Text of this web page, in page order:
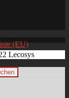
(EU)
Lecosys